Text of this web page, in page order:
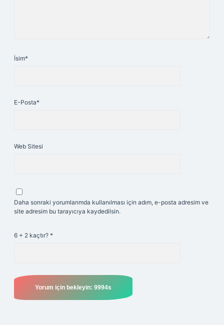
İsim*
E-Posta*
Web Sitesi
Daha sonraki yorumlarımda kullanılması için adım, e-posta adresim ve
site adresim bu tarayıcıya kaydedilsin.
6 + 2 kaçtır? *